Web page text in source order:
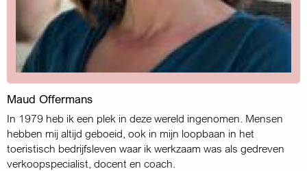
Maud Offermans
In 1979 heb ik een plek in deze wereld ingenomen. Mensen
hebben mij altijd geboeid, ook in mijn loopbaan in het
toeristisch bedrijfsleven waar ik werkzaam was als gedreven
verkoopspecialist, docent en coach.